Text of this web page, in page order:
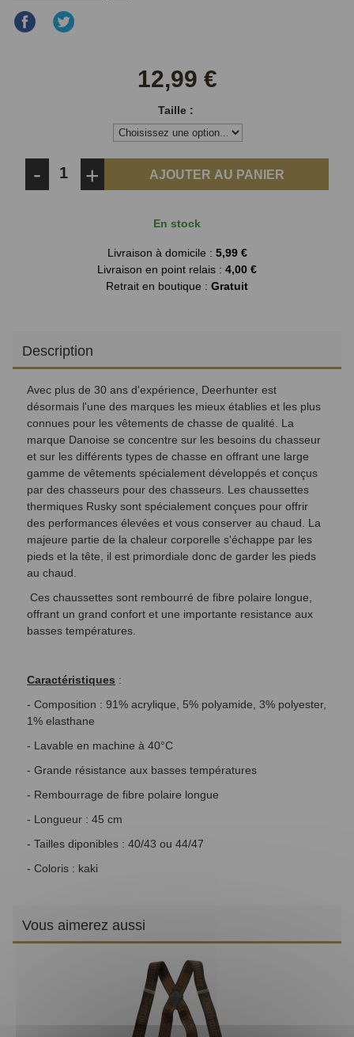
Partager
12,99 €
Taille :
- + AJOUTER AU PANIER
En stock
Livraison à domicile : 5,99 €
Livraison en point relais : 4,00 €
Retrait en boutique : Gratuit
Description
Avec plus de 30 ans d'expérience, Deerhunter est
désormais l'une des marques les mieux établies et les plus
connues pour les vêtements de chasse de qualité. La
marque Danoise se concentre sur les besoins du chasseur
et sur les différents types de chasse en offrant une large
gamme de vêtements spécialement développés et conçus
par des chasseurs pour des chasseurs. Les chaussettes
thermiques Rusky sont spécialement conçues pour offrir
des performances élevées et vous conserver au chaud. La
majeure partie de la chaleur corporelle s'échappe par les
pieds et la tête, il est primordiale donc de garder les pieds
au chaud.
Ces chaussettes sont rembourré de fibre polaire longue,
offrant un grand confort et une importante resistance aux
basses températures.
Caractéristiques :
- Composition : 91% acrylique, 5% polyamide, 3% polyester,
1% elasthane
- Lavable en machine à 40°C
- Grande résistance aux basses températures
- Rembourrage de fibre polaire longue
- Longueur : 45 cm
- Tailles diponibles : 40/43 ou 44/47
- Coloris : kaki
Vous aimerez aussi